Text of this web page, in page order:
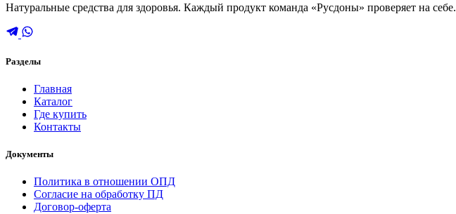
Натуральные средства для здоровья. Каждый продукт команда «Русдоны» проверяет на себе.
Разделы
Главная
Каталог
Где купить
Контакты
Документы
Политика в отношении ОПД
Согласие на обработку ПД
Договор-оферта